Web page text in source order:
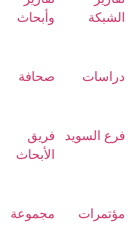
الشبكة
وأبحاث
دراسات صحافة
فرع السويد
فريق
الأبحاث
مؤتمرات
مجموعة